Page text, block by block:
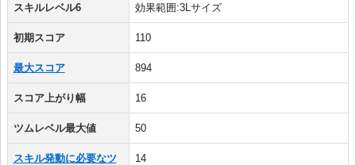
スキルレベル6 効果範囲:3Lサイズ
初期スコア 110
最大スコア 894
スコア上がり幅 16
ツムレベル最大値 50
スキル発動に必要なツ 14